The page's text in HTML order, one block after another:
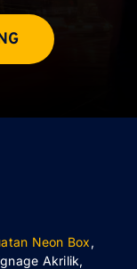
Neon Box,
Akrilik,